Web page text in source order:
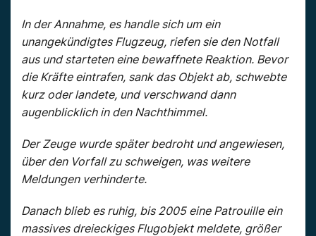
In der Annahme, es handle sich um ein
unangekündigtes Flugzeug, riefen sie den Notfall
aus und starteten eine bewaffnete Reaktion. Bevor
die Kräfte eintrafen, sank das Objekt ab, schwebte
kurz oder landete, und verschwand dann
augenblicklich in den Nachthimmel.
Der Zeuge wurde später bedroht und angewiesen,
über den Vorfall zu schweigen, was weitere
Meldungen verhinderte.
Danach blieb es ruhig, bis 2005 eine Patrouille ein
massives dreieckiges Flugobjekt meldete, größer